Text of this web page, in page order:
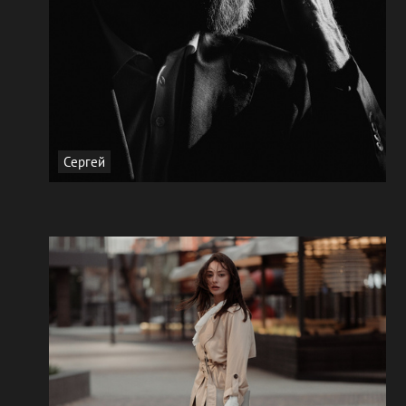
Сергей